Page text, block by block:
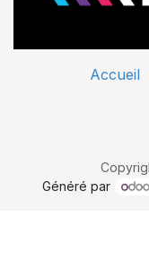
Accueil
Généré par